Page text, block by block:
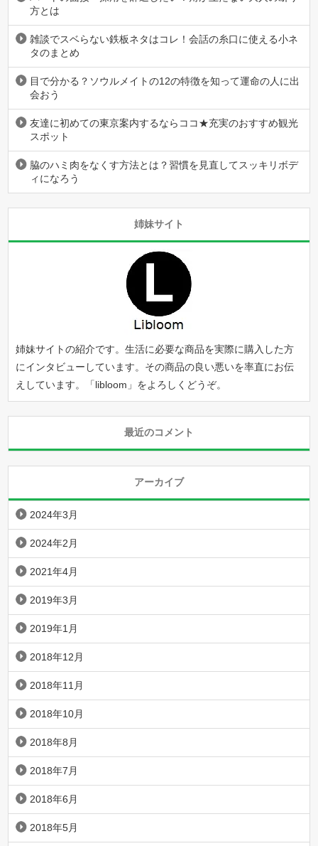
方とは
雑談でスベらない鉄板ネタはコレ！会話の糸口に使える小ネ
タのまとめ
目で分かる？ソウルメイトの12の特徴を知って運命の人に出
会おう
友達に初めての東京案内するならココ★充実のおすすめ観光
スポット
脇のハミ肉をなくす方法とは？習慣を見直してスッキリボデ
ィになろう
姉妹サイト
姉妹サイトの紹介です。生活に必要な商品を実際に購入した方
にインタビューしています。その商品の良い悪いを率直にお伝
えしています。「libloom 」をよろしくどうぞ。
最近のコメント
アーカイブ
2024年3月
2024年2月
2021年4月
2019年3月
2019年1月
2018年12月
2018年11月
2018年10月
2018年8月
2018年7月
2018年6月
2018年5月